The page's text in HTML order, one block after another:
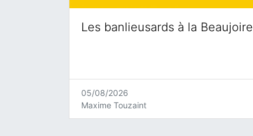
Les banlieusards à la Beaujoire
05/08/2026
Maxime Touzaint